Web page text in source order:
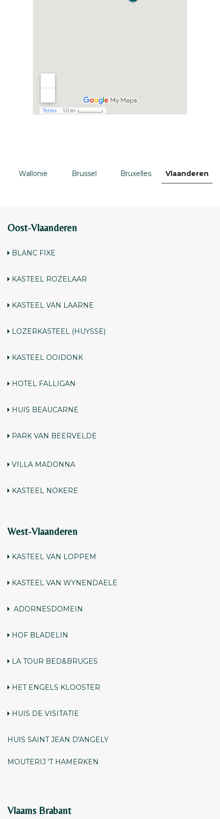
Wallonië Brussel Bruxelles Vlaanderen
Oost-Vlaanderen
BLANC FIXE
KASTEEL ROZELAAR
KASTEEL VAN LAARNE
LOZERKASTEEL (HUYSSE)
KASTEEL OOIDONK
HOTEL FALLIGAN
HUIS BEAUCARNE
PARK VAN BEERVELDE
VILLA MADONNA
KASTEEL NOKERE
West-Vlaanderen
KASTEEL VAN LOPPEM
KASTEEL VAN WYNENDAELE
ADORNESDOMEIN
HOF BLADELIN
LA TOUR BED&BRUGES
HET ENGELS KLOOSTER
HUIS DE VISITATIE
HUIS SAINT JEAN D'ANGELY
MOUTERIJ 'T HAMERKEN
Vlaams Brabant